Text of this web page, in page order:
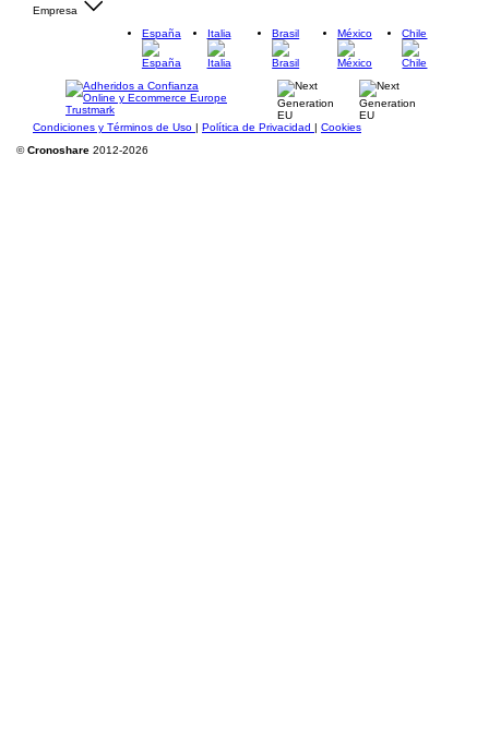
Empresa
España
Italia Brasil México Chile
Condiciones y Términos de Uso | Política de Privacidad | Cookies
©Cronoshare 2012-2026